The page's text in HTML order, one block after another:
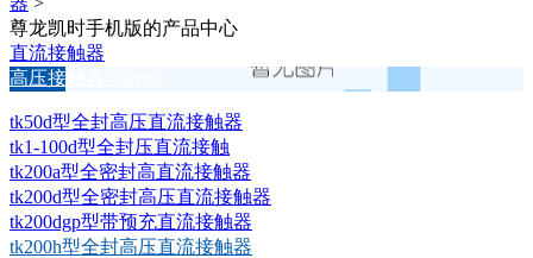
尊龙凯时手机版的产品中心
直流接触器
高压接触器450vdc
tk50d型全封高压直流接触器
tk1-100d型全封压直流接触
tk200a型全密封高直流接触器
tk200d型全密封高压直流接触器
tk200dgp型带预充直流接触器
tk200h型全封高压直流接触器